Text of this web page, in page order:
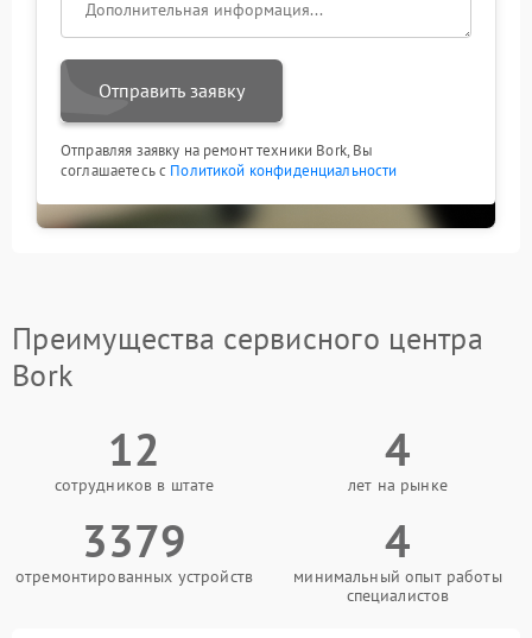
Отправить заявку
Отправляя заявку на ремонт техники Bork, Вы
соглашаетесь с Политикой конфиденциальности
Преимущества сервисного центра
Bork
12
сотрудников в штате
4
лет на рынке
3379
отремонтированных устройств
4
минимальный опыт работы
специалистов